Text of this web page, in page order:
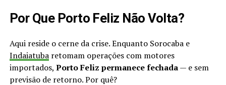
Por Que Porto Feliz Não Volta?
Aqui reside o cerne da crise. Enquanto Sorocaba e
Indaiatubaretomam operações com motores
importados, Porto Feliz permanece fechada— e sem
previsão de retorno. Por quê?